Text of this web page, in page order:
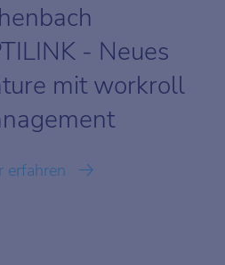
- Neues
mit workroll
erfahren